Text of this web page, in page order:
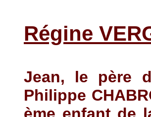
Régine
Jean, le père
Philippe